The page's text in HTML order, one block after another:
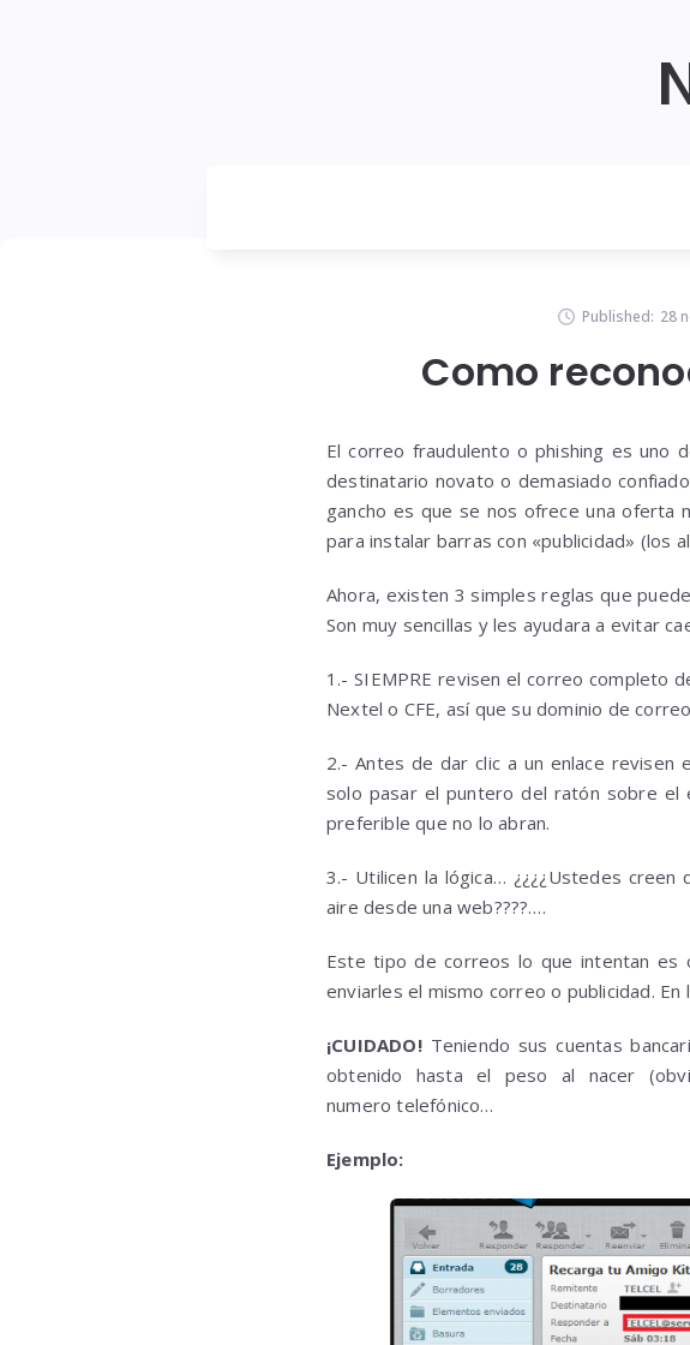
Published: 28
Como
El correo fraudulento o phishing es uno
destinatario novato o demasiado
gancho es que se nos ofrece una oferta
para instalar barras con «publicidad» (los
Ahora, existen 3 simples reglas que
Son muy sencillas y les ayudara a evitar
1.- SIEMPRE revisen el correo completo
Nextel o CFE, así que su dominio de
2.- Antes de dar clic a un enlace revisen
solo pasar el puntero del ratón sobre
preferible que no lo abran.
3.- Utilicen la lógica… ¿¿¿¿Ustedes
aire desde una web????….
Este tipo de correos lo que intentan es
enviarles el mismo correo o publicidad.
¡CUIDADO!Teniendo sus cuentas
obtenido hasta el peso al nacer
numero telefónico…
Ejemplo: